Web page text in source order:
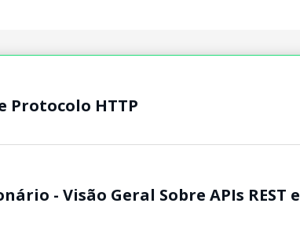
Protocolo HTTP
- Visão Geral Sobre APIs REST e